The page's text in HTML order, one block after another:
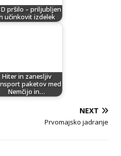
pršilo – priljubljen
učinkovit izdelek
Hiter in zanesljiv
paketov med
Nemčijo in…
NEXT
Prvomajsko jadranje